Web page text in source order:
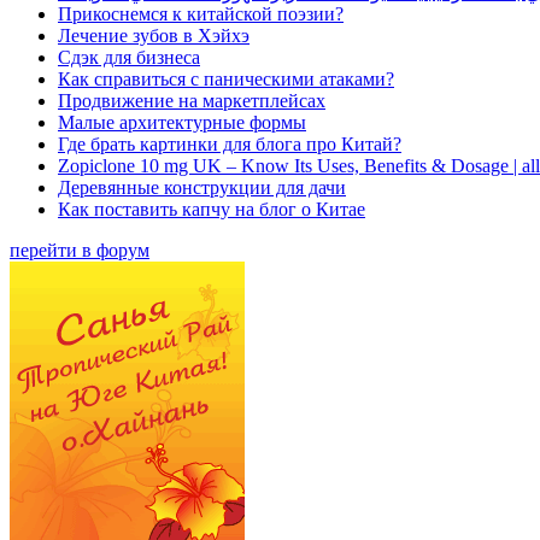
Прикоснемся к китайской поэзии?
Лечение зубов в Хэйхэ
Сдэк для бизнеса
Как справиться с паническими атаками?
Продвижение на маркетплейсах
Малые архитектурные формы
Где брать картинки для блога про Китай?
Zopiclone 10 mg UK – Know Its Uses, Benefits & Dosage |
Деревянные конструкции для дачи
Как поставить капчу на блог о Китае
перейти в форум